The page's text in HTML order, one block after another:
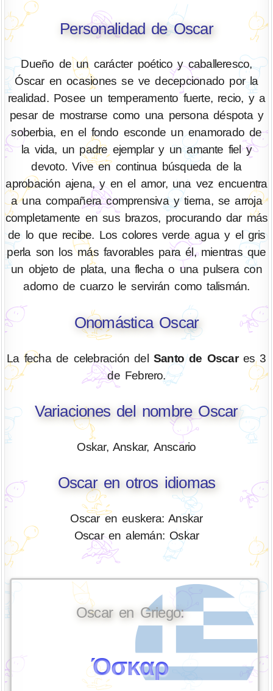
Personalidad de Oscar
Dueño de un carácter poético y caballeresco,
Óscar en ocasiones se ve decepcionado por la
realidad. Posee un temperamento fuerte, recio, y a
pesar de mostrarse como una persona déspota y
soberbia, en el fondo esconde un enamorado de
la vida, un padre ejemplar y un amante fiel y
devoto. Vive en continua búsqueda de la
aprobación ajena, y en el amor, una vez encuentra
a una compañera comprensiva y tierna, se arroja
completamente en sus brazos, procurando dar más
de lo que recibe. Los colores verde agua y el gris
perla son los más favorables para él, mientras que
un objeto de plata, una flecha o una pulsera con
adorno de cuarzo le servirán como talismán.
Onomástica Oscar
La fecha de celebración del Santo de Oscares 3
de Febrero.
Variaciones del nombre Oscar
Oskar, Anskar, Anscario
Oscar en otros idiomas
Oscar en euskera: Anskar
Oscar en alemán: Oskar
Oscar en Griego:
Όσκαρ